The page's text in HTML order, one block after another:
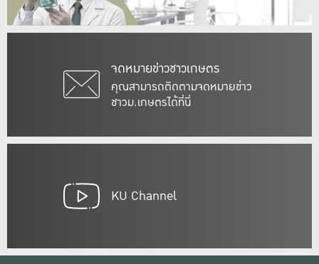
จดหมายข่าวชาวเกษตร
คุณสามารถติดตามจดหมายข่าว
ชาวม.เกษตรได้ที่นี่
KU Channel